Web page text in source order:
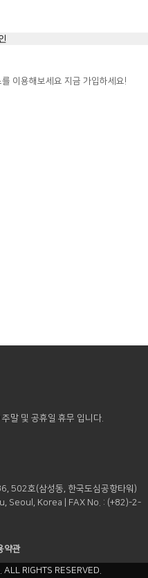
이용해보세요 지금 가입하세요!
주말 및 공휴일 휴무 입니다.
502호(삼성동, 한국도심공항타워)
Seoul, Korea | FAX No. : (+82)-2-
약관
RIGHTS RESERVED.